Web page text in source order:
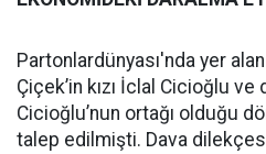
Partonlardünyası'nda yer
Çiçek’in kızı İclal Cicioğlu ve
Cicioğlu’nun ortağı olduğu
talep edilmişti. Dava